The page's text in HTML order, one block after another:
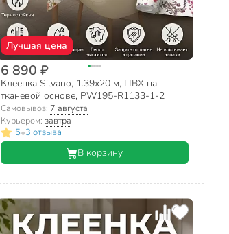
Лучшая цена
6 890 ₽
Клеенка Silvano, 1.39х20 м, ПВХ на
тканевой основе, PW195-R1133-1-2
Самовывоз: 7 августа
Курьером:завтра
5•3 отзыва
В корзину